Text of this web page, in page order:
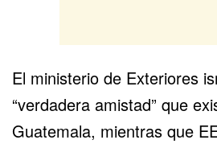
El ministerio de Exteriores
“verdadera amistad” que
Guatemala, mientras que